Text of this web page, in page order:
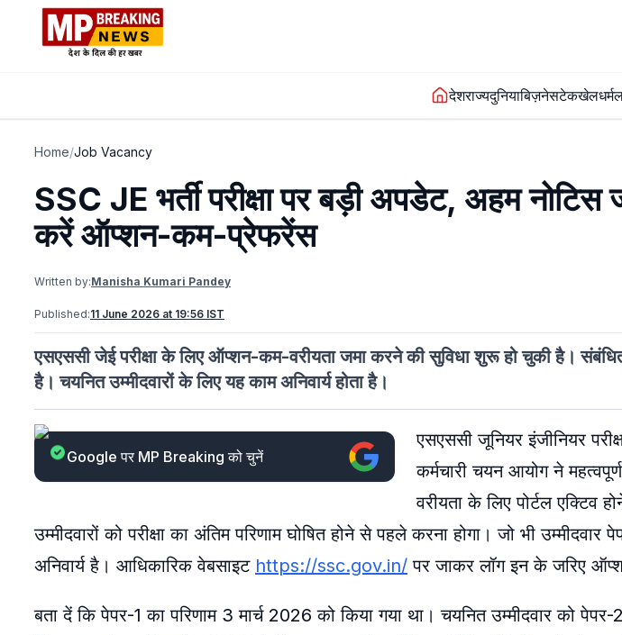
देशराज्यदुनियाबिज़नेसटेकखेलधर्म
Home/Job Vacancy
SSC JE भर्ती परीक्षा पर बड़ी अपडेट, अहम
करें ऑप्शन-कम-प्रेफरेंस
Written by:Manisha Kumari Pandey
Published:11 June 2026 at 19:56 IST
एसएससी जेई परीक्षा के लिए ऑप्शन-कम-वरीयता जमा करने की सुविधा शुरू हो चुकी है।
है। चयनित उम्मीदवारों के लिए यह काम अनिवार्य होता है।
Google पर MP Breaking को चुनें
एसएससी जूनियर इंजीनियर
कर्मचारी चयन आयोग ने
वरीयता के लिए पोर्टल एक्टिव
उम्मीदवारों को परीक्षा का अंतिम परिणाम घोषित होने से पहले करना होगा। जो भी
अनिवार्य है। आधिकारिक वेबसाइट https://ssc.gov.in/ पर जाकर लॉग इन के जरिए
बता दें कि पेपर-1 का परिणाम 3 मार्च 2026 को किया गया था। चयनित उम्मीदवार को